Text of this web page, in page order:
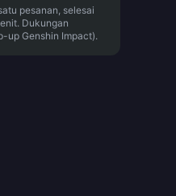
pesanan, selesai
Dukungan
up Genshin Impact).